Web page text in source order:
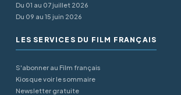
Du 01 au 07 juillet 2026
Du 09 au 15 juin 2026
LES SERVICES DU FILM FRANÇAIS
S'abonner au Film français
Kiosque voir le sommaire
Newsletter gratuite